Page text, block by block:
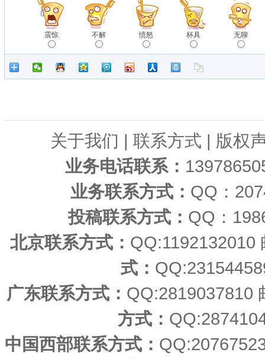
震惊 不解 愤怒 杯具 无聊
关于我们 | 联系方式 | 版权
业务电话联系：
业务联系方式： QQ：
投稿联系方式： QQ：
北京联系方式：
式：
广东联系方式： QQ:2819037810
方式：
中国西部联系方式：